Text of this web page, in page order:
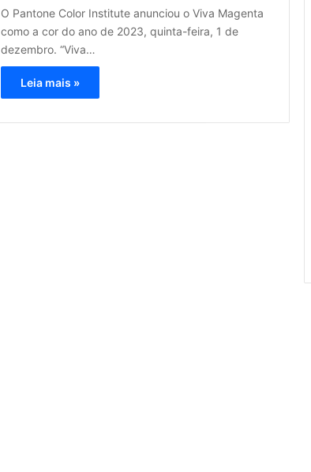
O Pantone Color Institute anunciou o Viva Magenta
como a cor do ano de 2023, quinta-feira, 1 de
dezembro. “Viva…
Leia mais »